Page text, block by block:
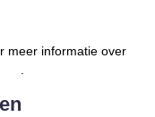
meer informatie over